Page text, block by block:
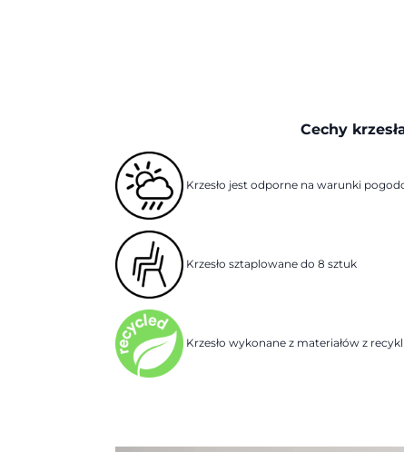
Cechy
Krzesło jest odporne na warunki
Krzesło sztaplowane do 8 sztuk
Krzesło wykonane z materiałów z